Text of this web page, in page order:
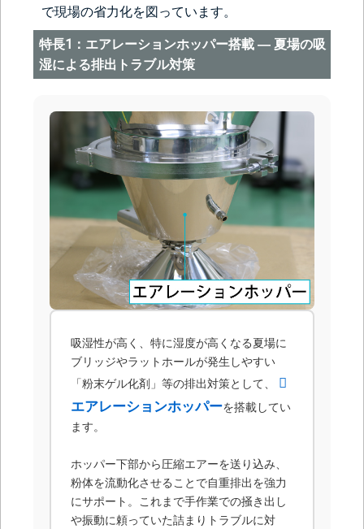
で現場の省力化を図っています。
特長1：エアレーションホッパー搭載 ― 夏場の吸
湿による排出トラブル対策
吸湿性が高く、特に湿度が高くなる夏場に
ブリッジやラットホールが発生しやすい
「粉末ゲル化剤」等の排出対策として、
エアレーションホッパーを搭載してい
ます。
ホッパー下部から圧縮エアーを送り込み、
粉体を流動化させることで自重排出を強力
にサポート。これまで手作業での掻き出し
や振動に頼っていた詰まりトラブルに対